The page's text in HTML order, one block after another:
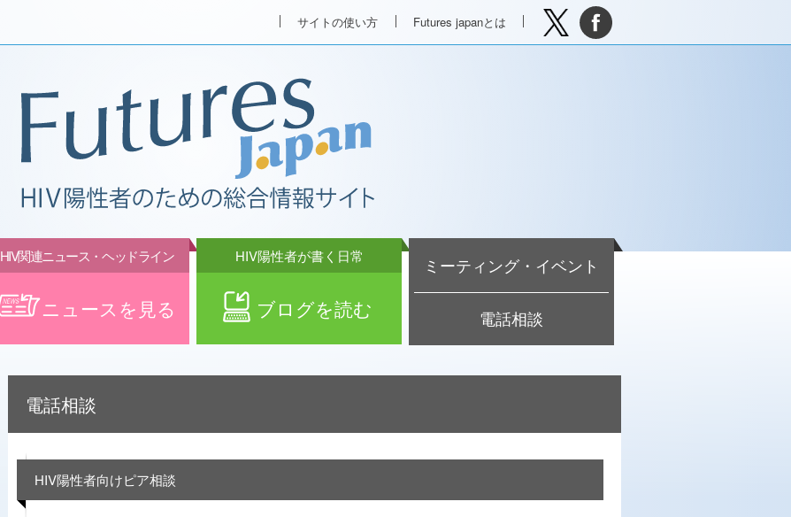
サイトの使い方 Futures japanとは
ニュースを見る
HIV関連ニュース・ヘッドライン
ブログを読む
HIV陽性者が書く日常 ミーティング・イベント
電話相談
電話相談
HIV陽性者向けピア相談